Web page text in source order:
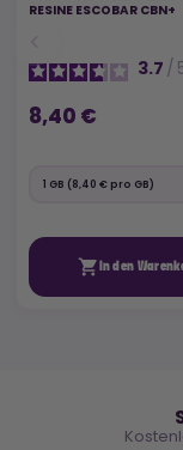
RESINE ESCOBAR CBN+
3.7 /
8,40 €
 In den